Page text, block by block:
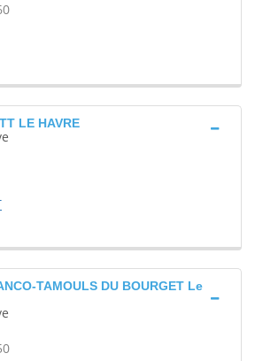
LE HAVRE
TAMOULS DU BOURGET Le